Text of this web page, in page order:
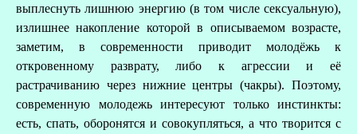
выплеснуть лишнюю энергию (в том числе сексуальную),
излишнее накопление которой в описываемом возрасте,
заметим, в современности приводит молодёжь к
откровенному разврату, либо к агрессии и её
растрачиванию через нижние центры (чакры). Поэтому,
современную молодежь интересуют только инстинкты:
есть, спать, оборонятся и совокупляться, а что творится с